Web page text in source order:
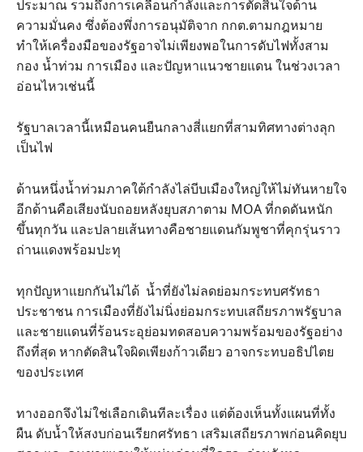
ประมาณ รวมถึงการเคลื่อนกำลังและการตัดสินใจด้าน
ความมั่นคง ซึ่งต้องพึ่งการอนุมัติจาก กกต.ตามกฎหมาย
ทำให้เครื่องมือของรัฐอาจไม่เพียงพอในการดับไฟทั้งสาม
กอง น้ำท่วม การเมือง และปัญหาแนวชายแดน ในช่วงเวลา
อ่อนไหวเช่นนี้
รัฐบาลเวลานี้เหมือนคนยืนกลางสี่แยกที่สามทิศทางต่างลุก
เป็นไฟ
ด้านหนึ่งน้ำท่วมภาคใต้กำลังไล่บีบเมืองใหญ่ให้ไม่ทันหายใจ
อีกด้านคือเสียงนับถอยหลังยุบสภาตาม MOA ที่กดดันหนัก
ขึ้นทุกวัน และปลายเส้นทางคือชายแดนกัมพูชาที่คุกรุ่นราว
ถ่านแดงพร้อมปะทุ
ทุกปัญหาแยกกันไม่ได้ น้ำที่ยังไม่ลดย่อมกระทบศรัทธา
ประชาชน การเมืองที่ยังไม่นิ่งย่อมกระทบเสถียรภาพรัฐบาล
และชายแดนที่ร้อนระอุย่อมทดสอบความพร้อมของรัฐอย่าง
ถึงที่สุด หากตัดสินใจผิดเพียงก้าวเดียว อาจกระทบอธิปไตย
ของประเทศ
ทางออกจึงไม่ใช่เลือกเดินทีละเรื่อง แต่ต้องเห็นทั้งแผนที่ทั้ง
ผืน ดับน้ำให้สงบก่อนเรียกศรัทธา เสริมเสถียรภาพก่อนคิดยุบ